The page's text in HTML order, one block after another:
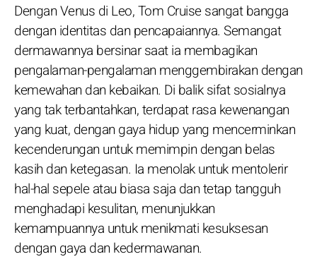
Dengan Venus di Leo, Tom Cruise sangat bangga
dengan identitas dan pencapaiannya. Semangat
dermawannya bersinar saat ia membagikan
pengalaman-pengalaman menggembirakan dengan
kemewahan dan kebaikan. Di balik sifat sosialnya
yang tak terbantahkan, terdapat rasa kewenangan
yang kuat, dengan gaya hidup yang mencerminkan
kecenderungan untuk memimpin dengan belas
kasih dan ketegasan. Ia menolak untuk mentolerir
hal-hal sepele atau biasa saja dan tetap tangguh
menghadapi kesulitan, menunjukkan
kemampuannya untuk menikmati kesuksesan
dengan gaya dan kedermawanan.